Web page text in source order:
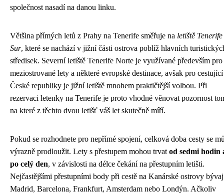
společnost nasadí na danou linku.
Většina přímých letů z Prahy na Tenerife směřuje na letiště Tenerife
Sur, které se nachází v jižní části ostrova poblíž hlavních
středisek. Severní letiště Tenerife Norte je využívané především pro
meziostrované lety a některé evropské destinace, avšak pro
České republiky je jižní letiště mnohem praktičtější volbou. Při
rezervaci letenky na Tenerife je proto vhodné věnovat pozornost
na které z těchto dvou letišť váš let skutečně míří.
Pokud se rozhodnete pro nepřímé spojení, celková doba cesty se
výrazně prodloužit. Lety s přestupem mohou trvat od sedmi hodin
po celý den, v závislosti na délce čekání na přestupním letišti.
Nejčastějšími přestupními body při cestě na Kanárské ostrovy
Madrid, Barcelona, Frankfurt, Amsterdam nebo Londýn. Ačkoliv